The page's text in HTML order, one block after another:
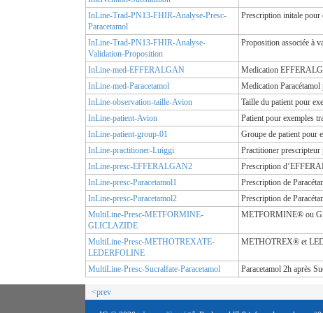
InLine-Trad-PN13-FHIR-Analyse-Presc-
Paracetamol
Prescription initale pour
InLine-Trad-PN13-FHIR-Analyse-
Validation-Proposition
Proposition associée à
InLine-med-EFFERALGAN
Medication
InLine-med-Paracetamol
Medication
InLine-observation-taille-Avion
Taille du patient pour
InLine-patient-Avion
Patient pour exemples
InLine-patient-group-01
Groupe de patient pour
InLine-practitioner-Luiggi
Practitioner prescripteur
InLine-presc-EFFERALGAN2
Prescription
InLine-presc-Paracetamol1
Prescription de
InLine-presc-Paracetamol2
Prescription de
MultiLine-Presc-METFORMINE-
GLICLAZIDE
METFORMINE® ou
MultiLine-Presc-METHOTREXATE-
LEDERFOLINE
METHOTREX® et
MultiLine-Presc-Sucralfate-Paracetamol Paracetamol 2h après
<prev